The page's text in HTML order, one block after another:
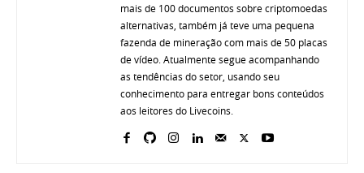
mais de 100 documentos sobre criptomoedas
alternativas, também já teve uma pequena
fazenda de mineração com mais de 50 placas
de vídeo. Atualmente segue acompanhando
as tendências do setor, usando seu
conhecimento para entregar bons conteúdos
aos leitores do Livecoins.